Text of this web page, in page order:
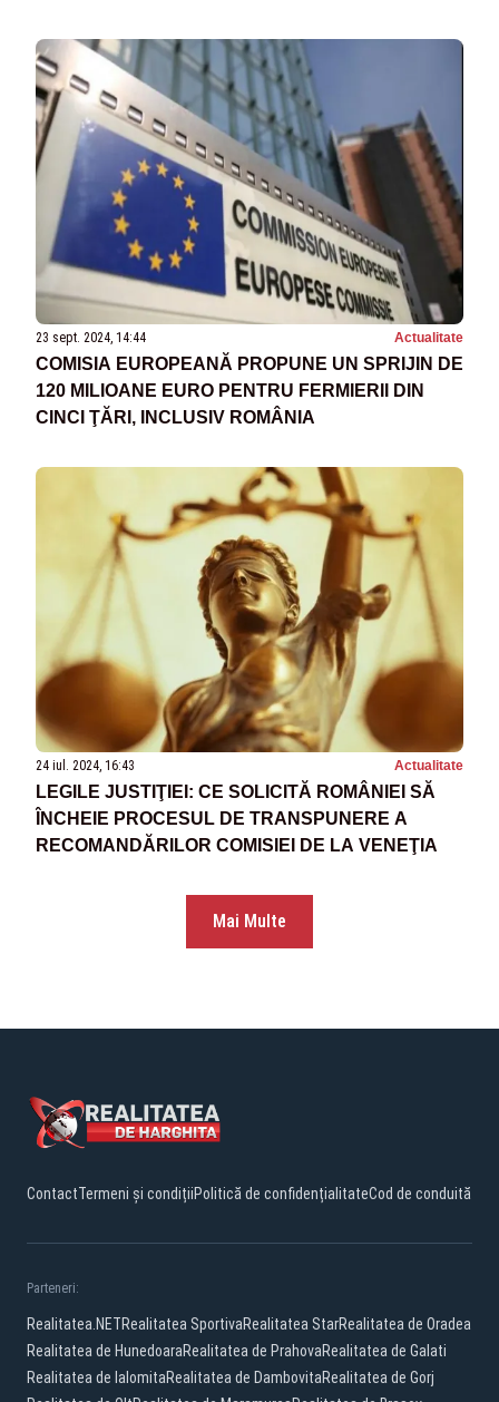
TREIA TRANȘĂ
23 sept. 2024, 14:44 Actualitate
COMISIA EUROPEANĂ PROPUNE UN SPRIJIN DE
120 MILIOANE EURO PENTRU FERMIERII DIN
CINCI ŢĂRI, INCLUSIV ROMÂNIA
24 iul. 2024, 16:43 Actualitate
LEGILE JUSTIŢIEI: CE SOLICITĂ ROMÂNIEI SĂ
ÎNCHEIE PROCESUL DE TRANSPUNERE A
RECOMANDĂRILOR COMISIEI DE LA VENEŢIA
Mai Multe
ContactTermeni și condițiiPolitică de confidențialitateCod de conduită
Parteneri:
Realitatea.NETRealitatea SportivaRealitatea StarRealitatea de Oradea
Realitatea de HunedoaraRealitatea de PrahovaRealitatea de Galati
Realitatea de IalomitaRealitatea de DambovitaRealitatea de Gorj